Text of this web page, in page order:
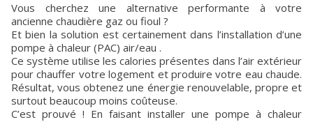
Vous cherchez une alternative performante à votre
ancienne chaudière gaz ou fioul ?
Et bien la solution est certainement dans l’installation d’une
pompe à chaleur (PAC) air/eau .
Ce système utilise les calories présentes dans l’air extérieur
pour chauffer votre logement et produire votre eau chaude.
Résultat, vous obtenez une énergie renouvelable, propre et
surtout beaucoup moins coûteuse.
C’est prouvé ! En faisant installer une pompe à chaleur